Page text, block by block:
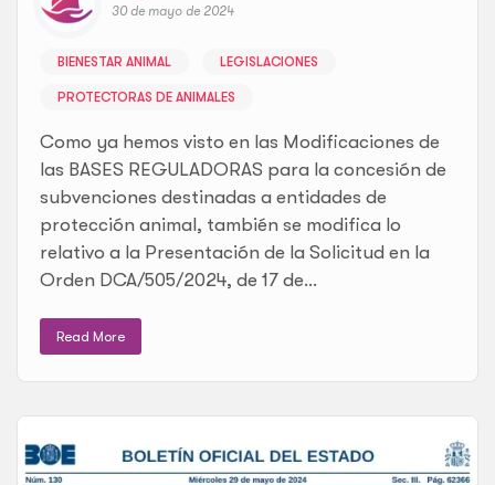
30 de mayo de 2024
BIENESTAR ANIMAL LEGISLACIONES
PROTECTORAS DE ANIMALES
Como ya hemos visto en las Modificaciones de
las BASES REGULADORAS para la concesión de
subvenciones destinadas a entidades de
protección animal, también se modifica lo
relativo a la Presentación de la Solicitud en la
Orden DCA/505/2024, de 17 de...
Read More